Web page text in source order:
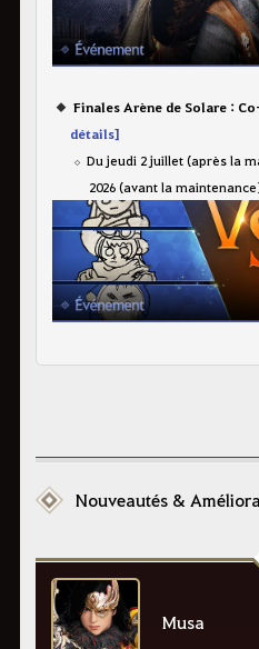
Finales Arène de Solare :
détails]
Du jeudi 2 juillet (après la
2026 (avant la
Nouveautés &
Musa